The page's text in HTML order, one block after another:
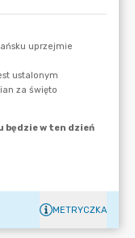
METRYCZKA